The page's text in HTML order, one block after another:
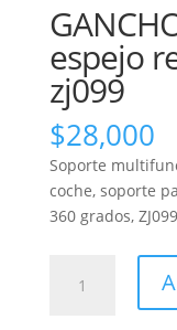
espejo
zj099
$28,000
Soporte
coche, soporte
360 grados, ZJ099
Soporte